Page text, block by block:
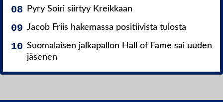
Pyry Soiri siirtyy Kreikkaan
Jacob Friis hakemassa positiivista tulosta
Suomalaisen jalkapallon Hall of Fame sai uuden
jäsenen